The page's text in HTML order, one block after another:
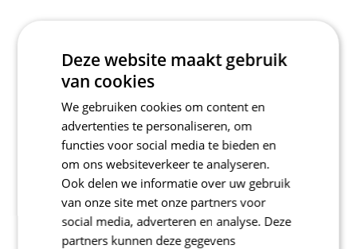
Deze website maakt gebruik
van cookies
We gebruiken cookies om content en
advertenties te personaliseren, om
functies voor social media te bieden en
om ons websiteverkeer te analyseren.
Ook delen we informatie over uw gebruik
van onze site met onze partners voor
social media, adverteren en analyse. Deze
partners kunnen deze gegevens